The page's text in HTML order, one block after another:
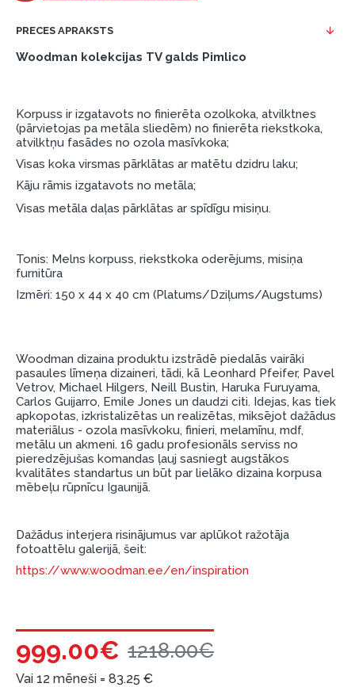
salonu Dārzciema ielā 91, Rīga, Latvija.
ESTO LV AS (Dokumentu noformēšanai
nepieciešams Smart-ID, eParaksts eID, eParaksts
eID mobile, ESTO konts vai banka Swedbank,
Luminor, SEB vai Citadele).
Līguma nosacījumi:
kura ir norādīta kredīta saņemšanas līgumā.
Papildu informācija:
Finansiālā atbildība:
Aicinām aizņemties atbildīgi! Pirms aizņemties,
lūdzu, izvērtējiet savas finansiālās iespējas.
PRECES APRAKSTS
Woodman kolekcijas TV galds Pimlico
Korpuss ir izgatavots no finierēta ozolkoka, atvilktnes
(pārvietojas pa metāla sliedēm) no finierēta riekstkoka,
atvilktņu fasādes no ozola masīvkoka;
Visas koka virsmas pārklātas ar matētu dzidru laku;
Kāju rāmis izgatavots no metāla;
Visas metāla daļas pārklātas ar spīdīgu misiņu.
Tonis: Melns korpuss, riekstkoka oderējums, misiņa
furnitūra
Izmēri: 150 x 44 x 40 cm (Platums/Dziļums/Augstums)
Woodman dizaina produktu izstrādē piedalās vairāki
pasaules līmeņa dizaineri, tādi, kā Leonhard Pfeifer, Pavel
Vetrov, Michael Hilgers, Neill Bustin, Haruka Furuyama,
Carlos Guijarro, Emile Jones un daudzi citi. Idejas, kas tiek
apkopotas, izkristalizētas un realizētas, miksējot dažādus
materiālus - ozola masīvkoku, finieri, melamīnu, mdf,
metālu un akmeni. 16 gadu profesionāls serviss no
pieredzējušas komandas ļauj sasniegt augstākos
kvalitātes standartus un būt par lielāko dizaina korpusa
mēbeļu rūpnīcu Igaunijā.
Dažādus interjera risinājumus var aplūkot ražotāja
fotoattēlu galerijā, šeit:
https://www.woodman.ee/en/inspiration
999.00€ 1218.00€
Vai 12 mēneši = 83.25 €